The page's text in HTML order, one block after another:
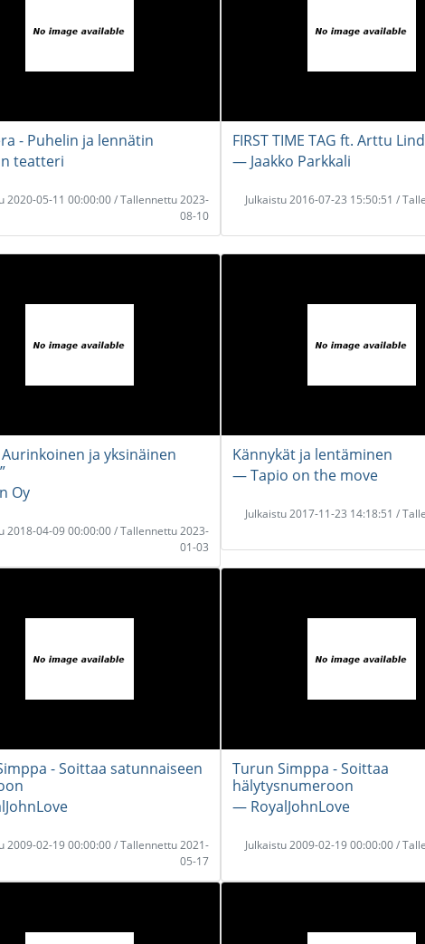
- Puhelin ja lennätin
teatteri
2020-05-11 00:00:00 / Tallennettu 2023-
08-10
FIRST TIME TAG ft. Arttu
― Jaakko Parkkali
Julkaistu 2016-07-23 15:50:51 /
ja yksinäinen
Oy
2018-04-09 00:00:00 / Tallennettu 2023-
01-03
Kännykät ja lentäminen
― Tapio on the move
Julkaistu 2017-11-23 14:18:51 /
- Soittaa satunnaiseen
2009-02-19 00:00:00 / Tallennettu 2021-
05-17
Turun Simppa - Soittaa
hälytysnumeroon
― RoyalJohnLove
Julkaistu 2009-02-19 00:00:00 /